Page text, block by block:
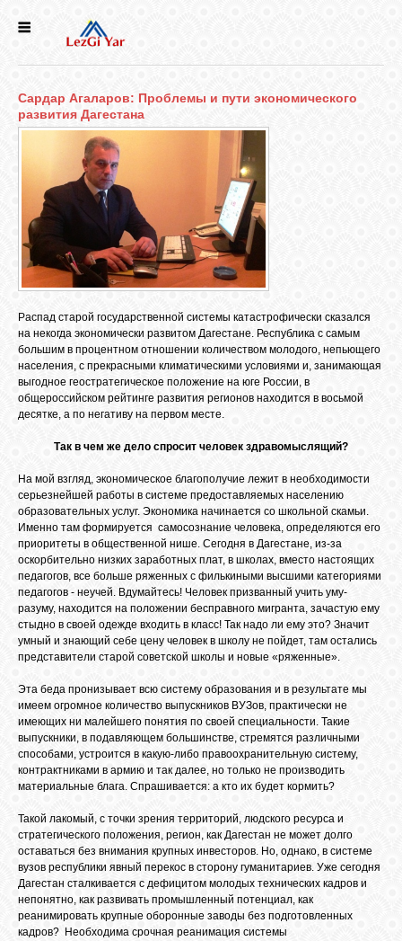
СЕЛА
КУЛЬТУРА
ЛЕЗГИН
НАРОДЫ
БИБЛИОТЕКА
ГОСТЕВАЯ
О САЙТЕ
ФОТО
ВИДЕО
МУЗЫКА
ОБЪЯВЛЕНИЯ
ВОПРОСЫ /
ОТВЕТЫ
Сардар Агаларов: Проблемы и пути экономического
развития Дагестана
Распад старой государственной системы катастрофически сказался
на некогда экономически развитом Дагестане. Республика с самым
большим в процентном отношении количеством молодого, непьющего
населения, с прекрасными климатическими условиями и, занимающая
выгодное геостратегическое положение на юге России, в
общероссийском рейтинге развития регионов находится в восьмой
десятке, а по негативу на первом месте.
Так в чем же дело спросит человек здравомыслящий?
На мой взгляд, экономическое благополучие лежит в необходимости
серьезнейшей работы в системе предоставляемых населению
образовательных услуг. Экономика начинается со школьной скамьи.
Именно там формируется самосознание человека, определяются его
приоритеты в общественной нише. Сегодня в Дагестане, из-за
оскорбительно низких заработных плат, в школах, вместо настоящих
педагогов, все больше ряженных с филькиными высшими категориями
педагогов - неучей. Вдумайтесь! Человек призванный учить уму-
разуму, находится на положении бесправного мигранта, зачастую ему
стыдно в своей одежде входить в класс! Так надо ли ему это? Значит
умный и знающий себе цену человек в школу не пойдет, там остались
представители старой советской школы и новые «ряженные».
Эта беда пронизывает всю систему образования и в результате мы
имеем огромное количество выпускников ВУЗов, практически не
имеющих ни малейшего понятия по своей специальности. Такие
выпускники, в подавляющем большинстве, стремятся различными
способами, устроится в какую-либо правоохранительную систему,
контрактниками в армию и так далее, но только не производить
материальные блага. Спрашивается: а кто их будет кормить?
Такой лакомый, с точки зрения территорий, людского ресурса и
стратегического положения, регион, как Дагестан не может долго
оставаться без внимания крупных инвесторов. Но, однако, в системе
вузов республики явный перекос в сторону гуманитариев. Уже сегодня
Дагестан сталкивается с дефицитом молодых технических кадров и
непонятно, как развивать промышленный потенциал, как
реанимировать крупные оборонные заводы без подготовленных
кадров? Необходима срочная реанимация системы